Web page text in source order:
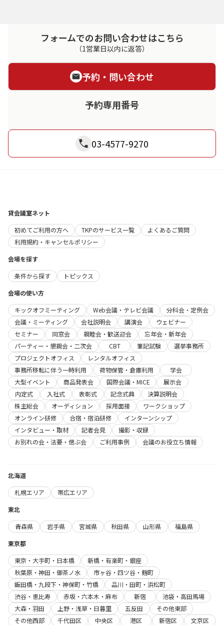
フォームでのお問い合わせはこちら
（1営業日以内に返答）
予約・問い合わせ
予約専用番号
03-4577-9270
貸会議室ネット
初めてご利用の方へ
TKPのサービス一覧
よくあるご質問
利用規約・キャンセルポリシー
会場を探す
条件から探す
トピックス
会場の使い方
キックオフミーティング
Web会議・テレビ会議
分科会・定例会
会議・ミーティング
会社説明会 講演会
ウェビナー
セミナー
同窓会 親睦会・歓送迎会
忘年会・新年会
パーティー・懇親会・二次会
CBT 筆記試験
選挙事務所
プロジェクトオフィス
レンタルオフィス
事務所移転に伴う一時利用
荷物保管・倉庫利用
学会
大型イベント
商品発表会 国際会議・MICE
展示会
内定式
入社式 表彰式 記念式典
決算説明会
株主総会
オーディション 採用面接
ワークショップ
オンライン研修
合宿・宿泊研修
インターンシップ
インタビュー・取材
記者会見
撮影・収録
お別れの会・法要・偲ぶ会
ご利用事例 会議のお役立ち情報
北海道
札幌エリア
帯広エリア
東北
青森県
岩手県 宮城県 秋田県 山形県
福島県
東京都
東京・大手町・日本橋
新橋・有楽町・銀座
秋葉原・神田・御茶ノ水
市ヶ谷・四ツ谷・麹町
飯田橋・九段下・神保町・竹橋
品川・田町・浜松町
渋谷・恵比寿
赤坂・六本木・麻布 新宿
池袋・高田馬場
大森・羽田
上野・浅草・日暮里 五反田
その他東部
その他西部
千代田区 中央区 港区 新宿区
文京区